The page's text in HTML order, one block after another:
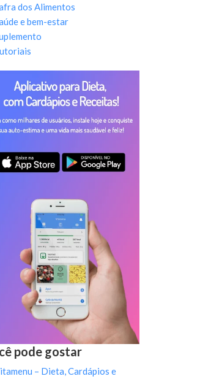
dos Alimentos
e bem-estar
pode gostar
– Dieta, Cardápios e